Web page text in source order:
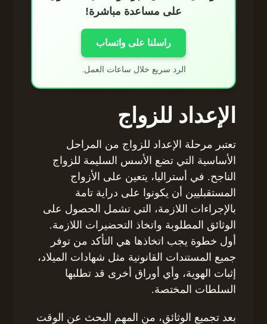
على مساعدة مباشرة!
راسلنا على واتساب
الرد سريع خلال ساعات العمل.
الإعداد للزواج
تعتبر مرحلة الإعداد للزواج من المراحل
الأساسية التي تضع الأسس السليمة للزواج
الناجح. في أستراليا، يتعين على الأزواج
المستقبليين أن يكونوا على دراية تامة
بالإجراءات اللازمة، التي تشمل الحصول على
الوثائق المطلوبة واتخاذ التحضيرات اللازمة.
أول خطوة يجب اتخاذها هي التأكد من توفر
جميع المستندات القانونية مثل شهادات الميلاد،
إثبات الهوية، وأي أوراق أخرى قد تطلبها
السلطات المختصة.
بعد تجميع الوثائق، من المهم البحث عن الوقت